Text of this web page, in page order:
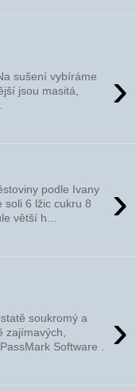
›
sušení vybíráme
jsou masitá,
›
podle Ivany
soli 6 lžic cukru 8
větší h...
›
soukromý a
zajímavých,
Software .